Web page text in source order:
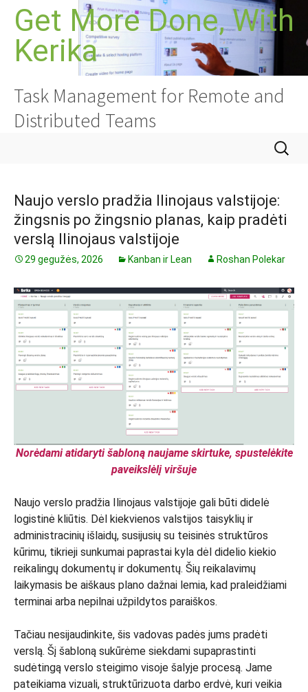
Pereiti
prie
turinio
Get More Done, With
Kerika
Task Management for Remote and
Distributed Teams
Ieškoti:
Naujo verslo pradžia Ilinojaus valstijoje:
žingsnis po žingsnio planas, kaip pradėti
verslą Ilinojaus valstijoje
29 gegužės, 2026 Kanban ir Lean Roshan Polekar
Norėdami atidaryti šabloną naujame skirtuke, spustelėkite
paveikslėlį viršuje
Naujo verslo pradžia Ilinojaus valstijoje gali būti didelė
logistinė kliūtis. Dėl kiekvienos valstijos taisyklių ir
administracinių išlaidų, susijusių su teisinės struktūros
kūrimu, tikrieji sunkumai paprastai kyla dėl didelio kiekio
reikalingų dokumentų ir dokumentų. Šių reikalavimų
laikymasis be aiškaus plano dažnai lemia, kad praleidžiami
terminai arba nepilnai užpildytos paraiškos.
Tačiau nesijaudinkite, šis vadovas padės jums pradėti
verslą. Šį šabloną sukūrėme siekdami supaprastinti
sudėtingą verslo steigimo visoje šalyje procesą. Jame
pateikiama vizuali, struktūrizuota darbo erdvė, kuri veikia